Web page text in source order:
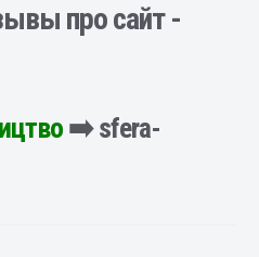
про сайт -
➡️ sfera-